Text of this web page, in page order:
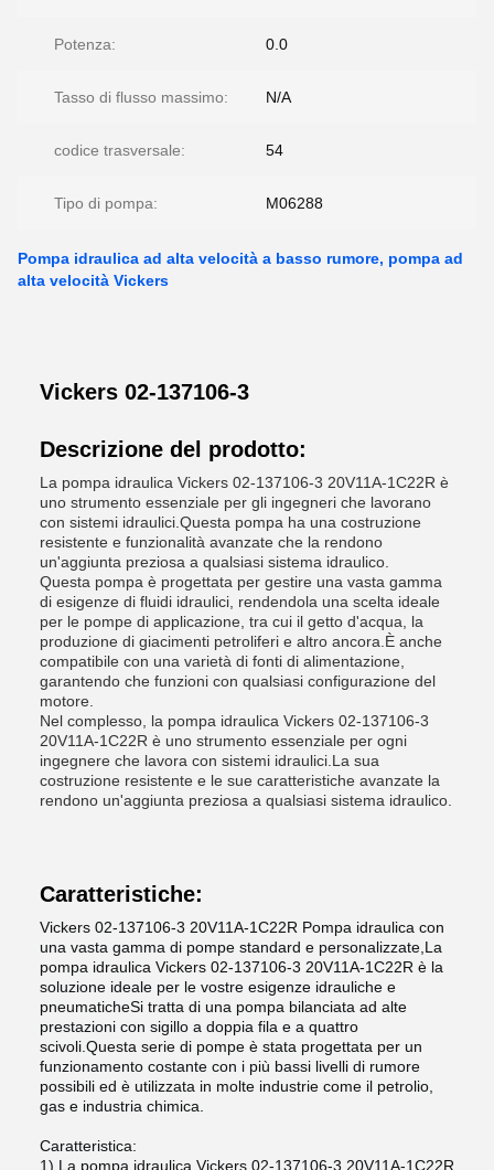
Potenza: 0.0
Tasso di flusso massimo: N/A
codice trasversale: 54
Tipo di pompa: M06288
Pompa idraulica ad alta velocità a basso rumore, pompa ad
alta velocità Vickers
Vickers 02-137106-3
Descrizione del prodotto:
La pompa idraulica Vickers 02-137106-3 20V11A-1C22R è
uno strumento essenziale per gli ingegneri che lavorano
con sistemi idraulici.Questa pompa ha una costruzione
resistente e funzionalità avanzate che la rendono
un'aggiunta preziosa a qualsiasi sistema idraulico.
Questa pompa è progettata per gestire una vasta gamma
di esigenze di fluidi idraulici, rendendola una scelta ideale
per le pompe di applicazione, tra cui il getto d'acqua, la
produzione di giacimenti petroliferi e altro ancora.È anche
compatibile con una varietà di fonti di alimentazione,
garantendo che funzioni con qualsiasi configurazione del
motore.
Nel complesso, la pompa idraulica Vickers 02-137106-3
20V11A-1C22R è uno strumento essenziale per ogni
ingegnere che lavora con sistemi idraulici.La sua
costruzione resistente e le sue caratteristiche avanzate la
rendono un'aggiunta preziosa a qualsiasi sistema idraulico.
Caratteristiche:
Vickers 02-137106-3 20V11A-1C22R Pompa idraulica con
una vasta gamma di pompe standard e personalizzate,La
pompa idraulica Vickers 02-137106-3 20V11A-1C22R è la
soluzione ideale per le vostre esigenze idrauliche e
pneumaticheSi tratta di una pompa bilanciata ad alte
prestazioni con sigillo a doppia fila e a quattro
scivoli.Questa serie di pompe è stata progettata per un
funzionamento costante con i più bassi livelli di rumore
possibili ed è utilizzata in molte industrie come il petrolio,
gas e industria chimica.
Caratteristica:
1) La pompa idraulica Vickers 02-137106-3 20V11A-1C22R